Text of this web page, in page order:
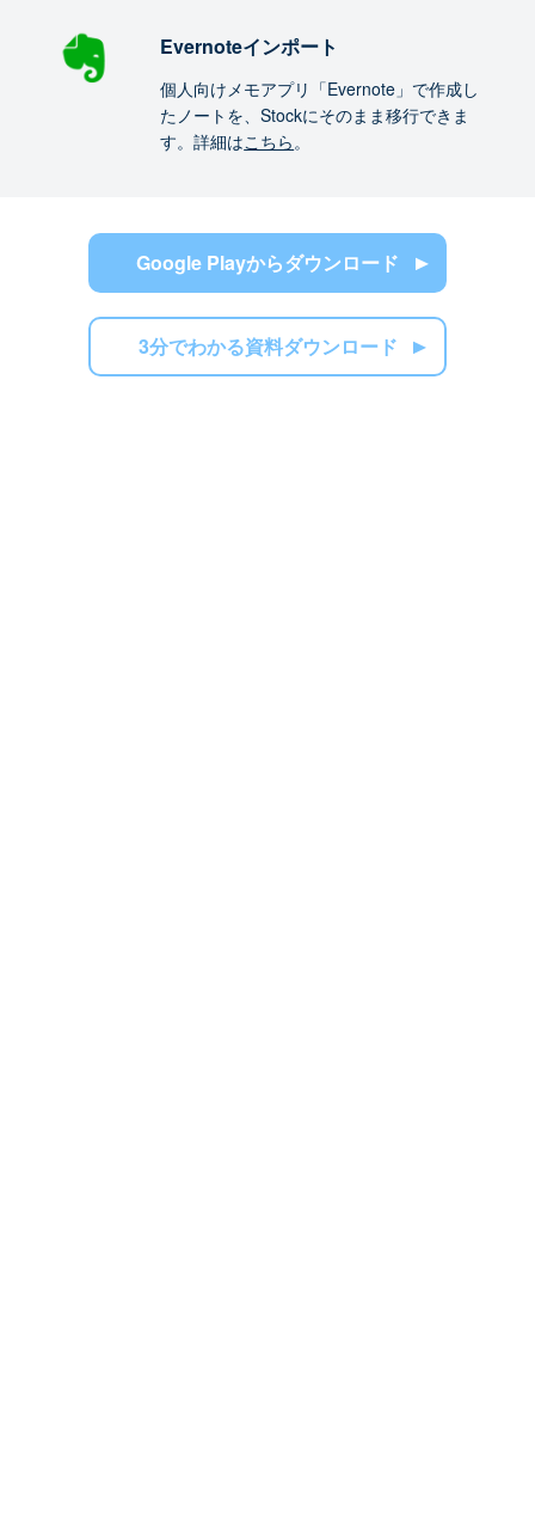
Evernoteインポート
個人向けメモアプリ「Evernote」で作成し
たノートを、Stockにそのまま移行できま
す。詳細はこちら。
Google Playからダウンロード
3分でわかる資料ダウンロード